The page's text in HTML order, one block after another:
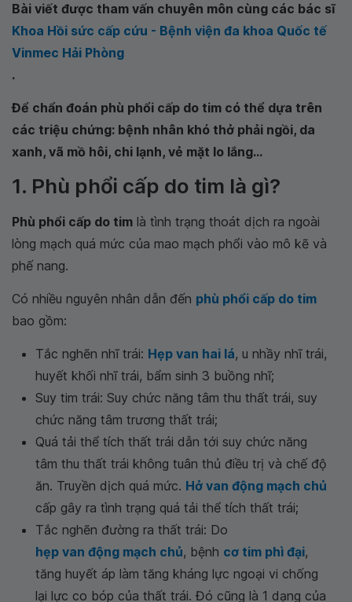
Bài viết được tham vấn chuyên môn cùng các bác sĩ
Khoa Hồi sức cấp cứu - Bệnh viện đa khoa Quốc tế
Vinmec Hải Phòng
.
Để chẩn đoán phù phổi cấp do tim có thể dựa trên
các triệu chứng: bệnh nhân khó thở phải ngồi, da
xanh, vã mồ hôi, chi lạnh, vẻ mặt lo lắng...
1. Phù phổi cấp do tim là gì?
Phù phổi cấp do tim là tình trạng thoát dịch ra ngoài
lòng mạch quá mức của mao mạch phổi vào mô kẽ và
phế nang.
Có nhiều nguyên nhân dẫn đến phù phổi cấp do tim
bao gồm:
Tắc nghẽn nhĩ trái: Hẹp van hai lá, u nhầy nhĩ trái,
huyết khối nhĩ trái, bẩm sinh 3 buồng nhĩ;
Suy tim trái: Suy chức năng tâm thu thất trái, suy
chức năng tâm trương thất trái;
Quá tải thể tích thất trái dẫn tới suy chức năng
tâm thu thất trái không tuân thủ điều trị và chế độ
ăn. Truyền dịch quá mức. Hở van động mạch chủ
cấp gây ra tình trạng quá tải thể tích thất trái;
Tắc nghẽn đường ra thất trái: Do
hẹp van động mạch chủ, bệnh cơ tim phì đại,
tăng huyết áp làm tăng kháng lực ngoại vi chống
lại lực co bóp của thất trái. Đó cũng là 1 dạng của